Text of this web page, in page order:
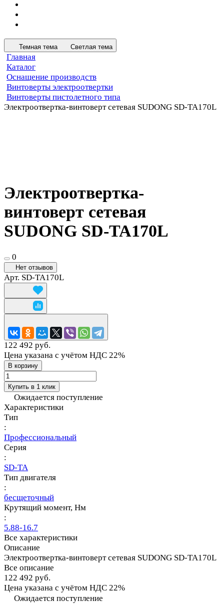
Темная тема Светлая тема
Главная
Каталог
Оснащение производств
Винтоверты электроотвертки
Винтоверты пистолетного типа
Электроотвертка-винтоверт сетевая SUDONG SD-TA170L
Электроотвертка-
винтоверт сетевая
SUDONG SD-TA170L
0
Нет отзывов
Арт. SD-TA170L
122 492 руб.
Цена указана с учётом НДС 22%
В корзину
Купить в 1 клик
Ожидается поступление
Характеристики
Тип
:
Профессиональный
Серия
:
SD-TA
Тип двигателя
:
бесщеточный
Крутящий момент, Нм
:
5.88-16.7
Все характеристики
Описание
Электроотвертка-винтоверт сетевая SUDONG SD-TA170L
Все описание
122 492 руб.
Цена указана с учётом НДС 22%
Ожидается поступление